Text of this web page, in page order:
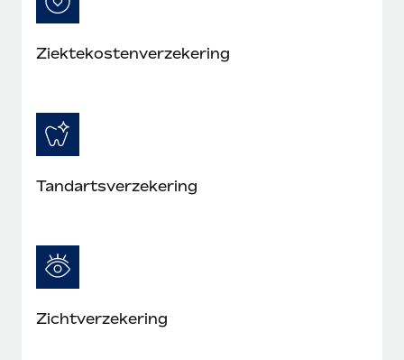
Ziektekostenverzekering
Tandartsverzekering
Zichtverzekering